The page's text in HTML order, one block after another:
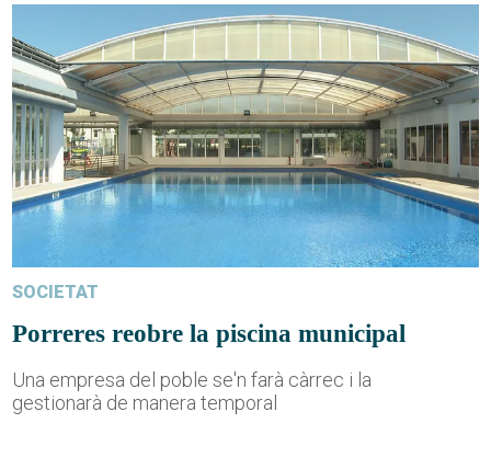
SOCIETAT
Porreres reobre la piscina municipal
Una empresa del poble se'n farà càrrec i la
gestionarà de manera temporal